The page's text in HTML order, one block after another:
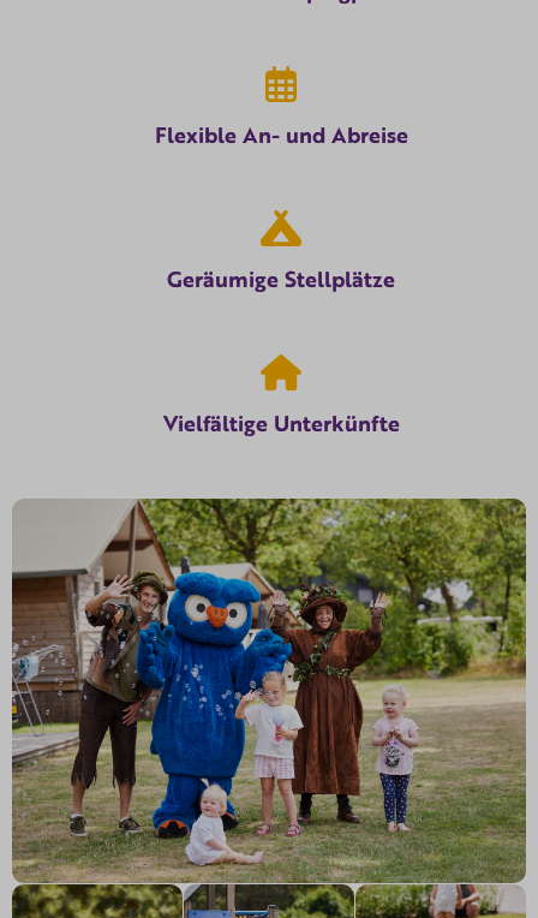
Flexible An- und Abreise
Geräumige Stellplätze
Vielfältige Unterkünfte